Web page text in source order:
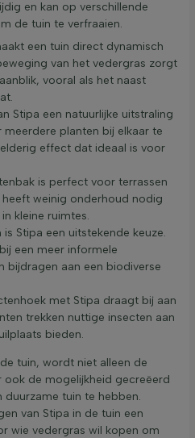
en kan op verschillende
de tuin te verfraaien.
een tuin direct dynamisch
van het vedergras zorgt
vooral als het naast
Stipa een natuurlijke uitstraling
meerdere planten bij elkaar te
effect dat ideaal is voor
is perfect voor terrassen
weinig onderhoud nodig
kleine ruimtes.
Stipa een uitstekende keuze.
een meer informele
bijdragen aan een biodiverse
met Stipa draagt bij aan
trekken nuttige insecten aan
bieden.
tuin, wordt niet alleen de
de mogelijkheid gecreëerd
tuin te hebben.
van Stipa in de tuin een
wie vedergras wil kopen om